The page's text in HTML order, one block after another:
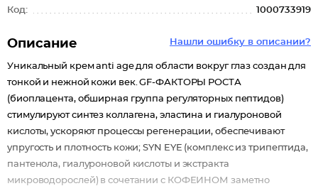
Код: 1000733919
Нашли ошибку в описании?
Описание
Уникальный крем anti age для области вокруг глаз создан для
тонкой и нежной кожи век. GF-ФАКТОРЫ РОСТА
(биоплацента, обширная группа регуляторных пептидов)
стимулируют синтез коллагена, эластина и гиалуроновой
кислоты, ускоряют процессы регенерации, обеспечивают
упругость и плотность кожи; SYN EYE (комплекс из трипептида,
пантенола, гиалуроновой кислоты и экстракта
микроводорослей) в сочетании с КОФЕИНОМ заметно